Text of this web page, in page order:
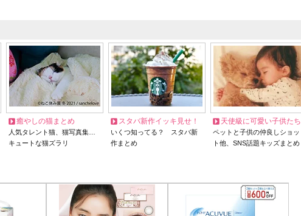
癒やしの猫まとめ
人気タレント猫、猫写真集…
キュートな猫ズラリ
スタバ新作イッキ見せ！
いくつ知ってる？ スタバ新
作まとめ
天使級に可愛い子供たち
ペットと子供の仲良しショッ
ト他、SNS話題キッズまとめ